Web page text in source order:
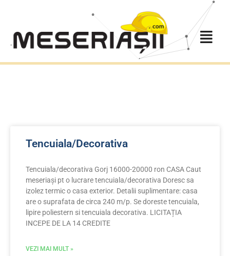
Tencuiala/Decorativa
Tencuiala/decorativa Gorj 16000-20000 ron CASA Caut
meseriași pt o lucrare tencuiala/decorativa Doresc sa
izolez termic o casa exterior. Detalii suplimentare: casa
are o suprafata de circa 240 m/p. Se doreste tencuiala,
lipire poliestern si tencuiala decorativa. LICITAȚIA
INCEPE DE LA 14 CREDITE
VEZI MAI MULT »